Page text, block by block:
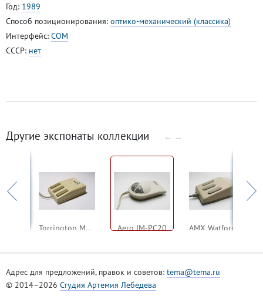
Год: 1989
Способ позиционирования: оптико-механический (классика)
Интерфейс: COM
СССР: нет
Другие экспонаты коллекции ← →
Torrington Manager Mouse Aero IM-PC20
Адрес для предложений, правок и советов: tema@tema.ru
© 2014–2026 Студия Артемия Лебедева